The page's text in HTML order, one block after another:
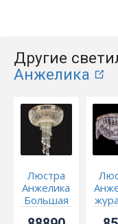
Другие
Анжелика
Люстра
Анжелика
Большая